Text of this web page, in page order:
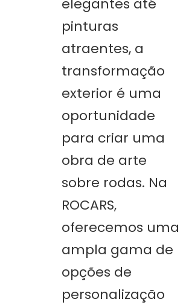
elegantes até
pinturas
atraentes, a
transformação
exterior é uma
oportunidade
para criar uma
obra de arte
sobre rodas. Na
ROCARS,
oferecemos uma
ampla gama de
opções de
personalização